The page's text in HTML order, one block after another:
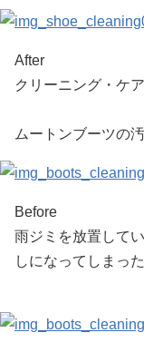
After
クリーニング・ケ
ムートンブーツの
Before
雨ジミを放置して
しになってしまっ